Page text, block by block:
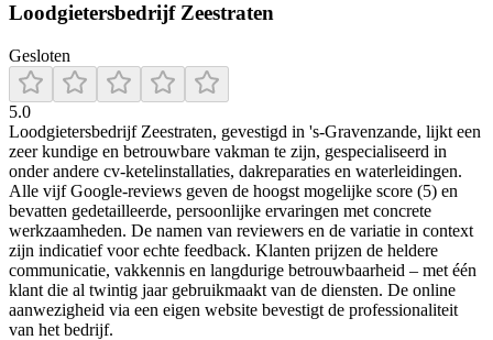
Loodgietersbedrijf Zeestraten
Gesloten
5.0
Loodgietersbedrijf Zeestraten, gevestigd in 's‑Gravenzande, lijkt een
zeer kundige en betrouwbare vakman te zijn, gespecialiseerd in
onder andere cv‑ketelinstallaties, dakreparaties en waterleidingen.
Alle vijf Google‑reviews geven de hoogst mogelijke score (5) en
bevatten gedetailleerde, persoonlijke ervaringen met concrete
werkzaamheden. De namen van reviewers en de variatie in context
zijn indicatief voor echte feedback. Klanten prijzen de heldere
communicatie, vakkennis en langdurige betrouwbaarheid – met één
klant die al twintig jaar gebruikmaakt van de diensten. De online
aanwezigheid via een eigen website bevestigt de professionaliteit
van het bedrijf.